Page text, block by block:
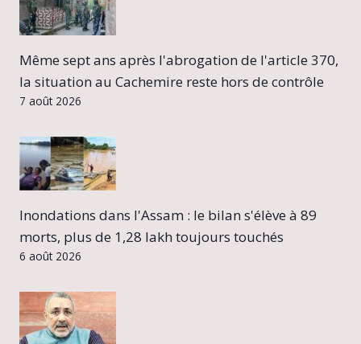
Même sept ans après l'abrogation de l'article 370,
la situation au Cachemire reste hors de contrôle
7 août 2026
Inondations dans l'Assam : le bilan s'élève à 89
morts, plus de 1,28 lakh toujours touchés
6 août 2026